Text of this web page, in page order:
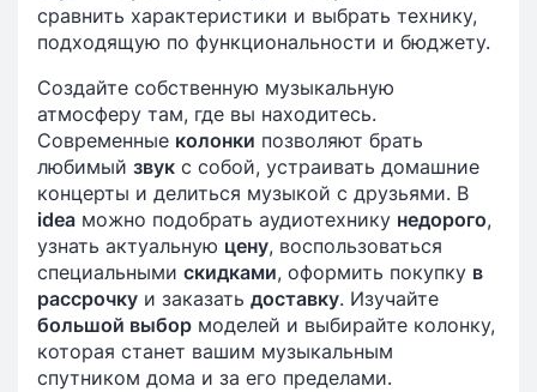
сравнить характеристики и выбрать технику,
подходящую по функциональности и бюджету.
Создайте собственную музыкальную
атмосферу там, где вы находитесь.
Современные колонки позволяют брать
любимый звук с собой, устраивать домашние
концерты и делиться музыкой с друзьями. В
idea можно подобрать аудиотехнику недорого,
узнать актуальную цену, воспользоваться
специальными скидками, оформить покупку в
рассрочку и заказать доставку. Изучайте
большой выбор моделей и выбирайте колонку,
которая станет вашим музыкальным
спутником дома и за его пределами.